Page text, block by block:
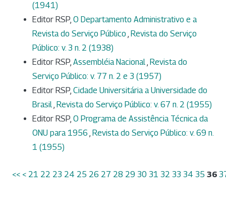
(1941)
Editor RSP, O Departamento Administrativo e a
Revista do Serviço Público , Revista do Serviço
Público: v. 3 n. 2 (1938)
Editor RSP, Assembléia Nacional, Revista do
Serviço Público: v. 77 n. 2 e 3 (1957)
Editor RSP, Cidade Universitária a Universidade do
Brasil, Revista do Serviço Público: v. 67 n. 2 (1955)
Editor RSP, O Programa de Assistência Técnica da
ONU para 1956 , Revista do Serviço Público: v. 69 n.
1 (1955)
<< < 21 22 23 24 25 26 27 28 29 30 31 32 33 34 35 36